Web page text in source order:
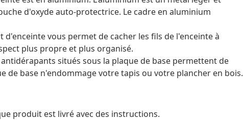
d'oxyde auto-protectrice. Le cadre en aluminium
vous permet de cacher les fils de l'enceinte à
plus propre et plus organisé.
situés sous la plaque de base permettent de
de base n'endommage votre tapis ou votre plancher en bois.
produit est livré avec des instructions.